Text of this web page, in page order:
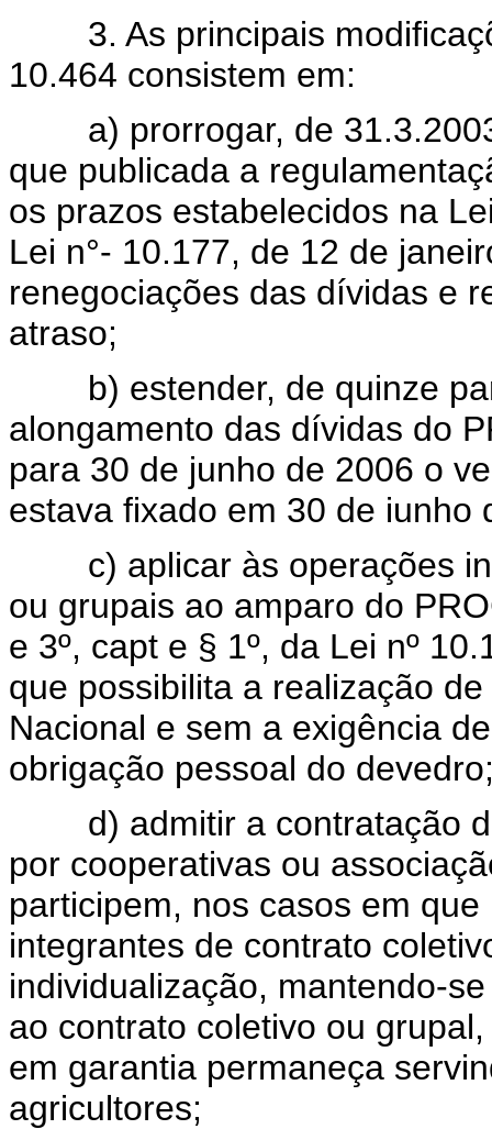
3. As principais
10.464 consistem em:
a) prorrogar, de 31.3.2003
que publicada a
os prazos estabelecidos na
Lei n°- 10.177, de 12 de
renegociações das dívidas e
atraso;
b) estender, de quinze
alongamento das dívidas do
para 30 de junho de 2006 o
estava fixado em 30 de iunho
c) aplicar às operações
ou grupais ao amparo do
e 3º, capt e § 1º, da Lei nº
que possibilita a realização
Nacional e sem a exigência
obrigação pessoal do
d) admitir a contratação
por cooperativas ou
participem, nos casos em
integrantes de contrato
individualização, mantendo-
ao contrato coletivo ou
em garantia permaneça
agricultores;